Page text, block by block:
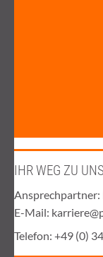
IHR WEG ZU
Ansprechpartner:
E-Mail:
Telefon: +49 (0)